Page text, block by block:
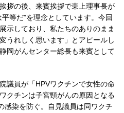
拶の後、来賓挨拶で東上理事長が
平等だ”を理念としています。今回
示しており、私たちのありのまま
うれしく思います」とアピールし
岡がんセンター総長も来賓として
議員が「HPVワクチンで女性の命
クチンは子宮頸がんの原因となる
感染を防ぐ。自見議員は同ワクチ